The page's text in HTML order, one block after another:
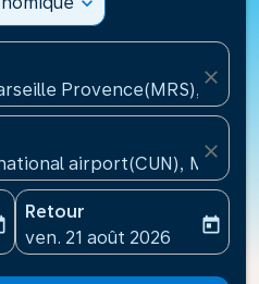
Provence(MRS),
close
airport(CUN),
close
date-aria-label
Retour
fc-booking-return-date-
ven. 21 août 2026
today